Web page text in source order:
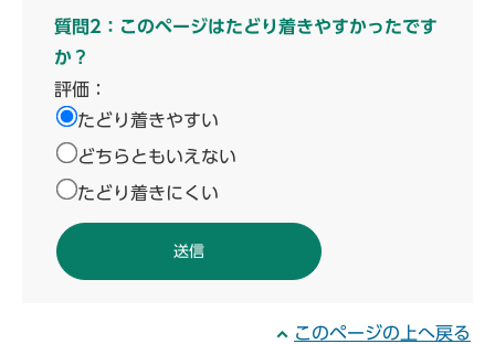
質問2：このページはたどり着きやすかったです
か？
評価：
たどり着きやすい
どちらともいえない
たどり着きにくい
このページの上へ戻る